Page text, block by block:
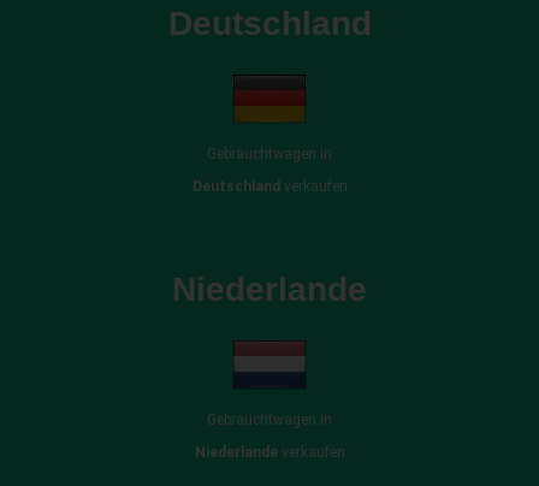
Deutschland
Gebrauchtwagen in
Deutschland verkaufen
Niederlande
Gebrauchtwagen in
Niederlandeverkaufen